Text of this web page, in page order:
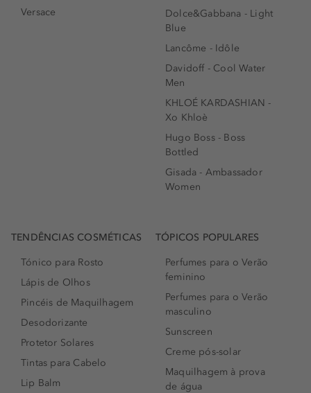
Versace
Dolce&Gabbana - Light
Blue
Lancôme - Idôle
Davidoff - Cool Water
Men
KHLOÉ KARDASHIAN -
Xo Khloè
Hugo Boss - Boss
Bottled
Gisada - Ambassador
Women
TENDÊNCIAS COSMÉTICAS
Tónico para Rosto
Lápis de Olhos
Pincéis de Maquilhagem
Desodorizante
Protetor Solares
Tintas para Cabelo
Lip Balm
TÓPICOS POPULARES
Perfumes para o Verão
feminino
Perfumes para o Verão
masculino
Sunscreen
Creme pós-solar
Maquilhagem à prova
de água